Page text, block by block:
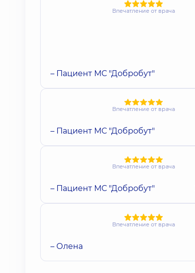
Впечатление от врача
– Пациент МС "Добробут"
Впечатление от врача
– Пациент МС "Добробут"
Впечатление от врача
– Пациент МС "Добробут"
Впечатление от врача
– Олена